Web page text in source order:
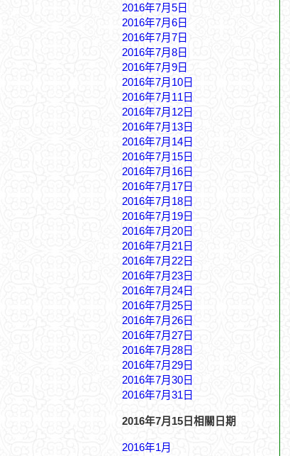
2016年7月5日
2016年7月6日
2016年7月7日
2016年7月8日
2016年7月9日
2016年7月10日
2016年7月11日
2016年7月12日
2016年7月13日
2016年7月14日
2016年7月15日
2016年7月16日
2016年7月17日
2016年7月18日
2016年7月19日
2016年7月20日
2016年7月21日
2016年7月22日
2016年7月23日
2016年7月24日
2016年7月25日
2016年7月26日
2016年7月27日
2016年7月28日
2016年7月29日
2016年7月30日
2016年7月31日
2016年7月15日相關日期
2016年1月